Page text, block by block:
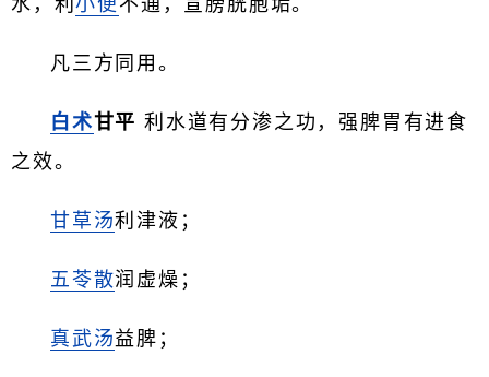
水，利小便 不通，宣膀胱胞垢。
凡三方同用。
白术甘平 利水道有分渗之功，强脾胃有进食
之效。
甘草汤利津液；
五苓散润虚燥；
真武汤益脾；